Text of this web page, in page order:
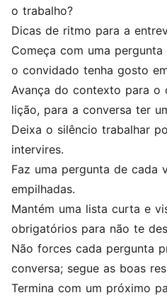
o trabalho?
Dicas de ritmo para a
Começa com uma
o convidado tenha gosto
Avança do contexto para o
lição, para a conversa ter
Deixa o silêncio trabalhar
intervires.
Faz uma pergunta de cada
empilhadas.
Mantém uma lista curta e
obrigatórios para não te
Não forces cada pergunta
conversa; segue as boas
Termina com um próximo